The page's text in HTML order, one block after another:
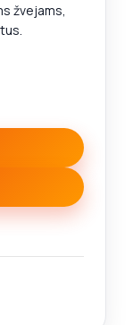
žvejams,